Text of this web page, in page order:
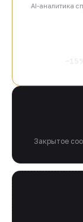
AI-аналитика
Закрытое